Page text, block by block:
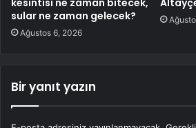
sular ne zaman gelecek?
Ağustos 6, 2026
Bir yanıt yazın